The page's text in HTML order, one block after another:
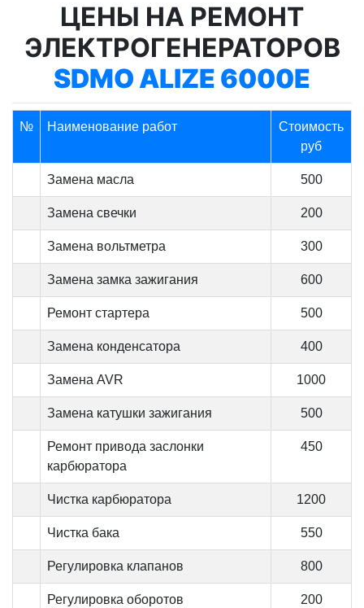
ЦЕНЫ НА РЕМОНТ
ЭЛЕКТРОГЕНЕРАТОРОВ
SDMO ALIZE 6000E
№ Наименование работ
Стоимость
руб
Замена масла 500
Замена свечки 200
Замена вольтметра 300
Замена замка зажигания 600
Ремонт стартера 500
Замена конденсатора 400
Замена AVR 1000
Замена катушки зажигания 500
Ремонт привода заслонки
карбюратора
450
Чистка карбюратора 1200
Чистка бака 550
Регулировка клапанов 800
Регулировка оборотов 200